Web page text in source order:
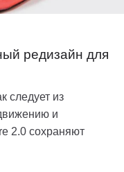
редизайн для
следует из
и
2.0 сохраняют